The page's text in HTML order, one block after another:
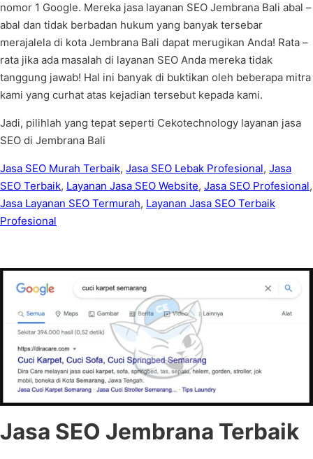
nomor 1 Google. Mereka jasa layanan SEO Jembrana Bali abal –
abal dan tidak berbadan hukum yang banyak tersebar
merajalela di kota Jembrana Bali dapat merugikan Anda! Rata –
rata jika ada masalah di layanan SEO Anda mereka tidak
tanggung jawab! Hal ini banyak di buktikan oleh beberapa mitra
kami yang curhat atas kejadian tersebut kepada kami.
Jadi, pilihlah yang tepat seperti Cekotechnology layanan jasa
SEO di Jembrana Bali
Jasa SEO Murah Terbaik, Jasa SEO Lebak Profesional, Jasa
SEO Terbaik, Layanan Jasa SEO Website, Jasa SEO Profesional,
Jasa Layanan SEO Termurah, Layanan Jasa SEO Terbaik
Profesional
Jasa SEO Jembrana Terbaik